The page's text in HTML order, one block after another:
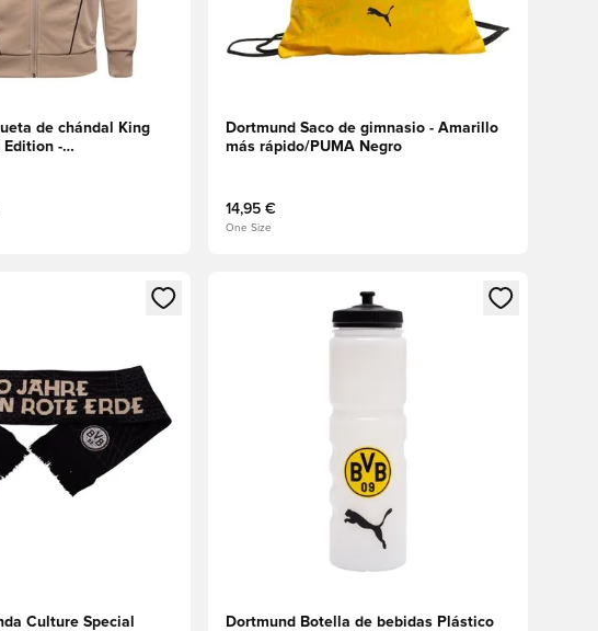
de chándal King
Edition -
Dortmund Saco de gimnasio - Amarillo
más rápido/PUMA Negro
14,95 €
One Size
iniciar sesión o registrarse como miembro
Culture Special
Abre un modal para iniciar sesión o registrarse
Dortmund Botella de bebidas Plástico